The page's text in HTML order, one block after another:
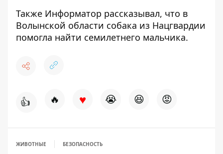
Также Информатор рассказывал, что в
Волынской области собака из Нацгвардии
помогла найти семилетнего мальчика.
👍 🔥 ♥ 😭 😆 😡
ЖИВОТНЫЕ БЕЗОПАСНОСТЬ